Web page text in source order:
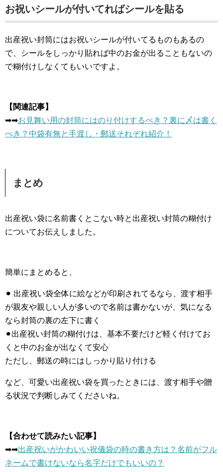
お祝いシールが付いてればシールを貼る
出産祝い封筒にはお祝いシールが付いてるものもあるの
で、シールをしっかり貼れば中のお金が出ることもないの
で糊付けしなくてもいいですよ。
【関連記事】
➡︎➡︎お見舞い用の封筒にはのり付けするべき？裏に〆は書く
べき？中袋有無と手渡し・郵送それぞれ紹介！
まとめ
出産祝い袋に名前書くとこない時と出産祝い封筒の糊付け
についてお伝えしました。
簡単にまとめると、
⚫︎ 出産祝い袋全体に絵などが印刷されてるなら、渡す相手
が親友や親しい人が多いので名前は書かないが、気になる
なら封筒の裏の左下に書く
⚫︎出産祝い封筒の糊付けは、基本不要だけど軽く付けてお
くと中のお金が出なくて安心
ただし、郵送の時にはしっかり貼り付ける
など、可愛い出産祝い袋を買ったときには、渡す相手や贈
る状況で判断しみてくださいね。
【合わせて読みたい記事】
➡︎➡︎出産祝いがかわいい祝儀袋の時の書き方は？名前がフル
ネームで書けないなら名字だけでもいいの？